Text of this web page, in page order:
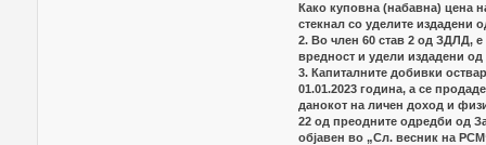
Како куповна (набавна) цена
стекнал со уделите издадени
2. Во член 60 став 2 од ЗДЛД,
вредност и удели издадени
3. Капиталните добивки
01.01.2023 година, а се
данокот на личен доход и
22 од преодните одредби од
објавен во „Сл. весник на